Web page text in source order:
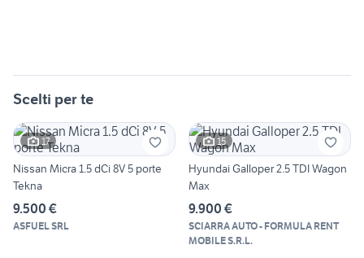
Scelti per te
17
Nissan Micra 1.5 dCi 8V 5 porte
Tekna
9.500 €
ASFUEL SRL
15
Hyundai Galloper 2.5 TDI Wagon
Max
9.900 €
SCIARRA AUTO - FORMULA RENT
MOBILE S.R.L.